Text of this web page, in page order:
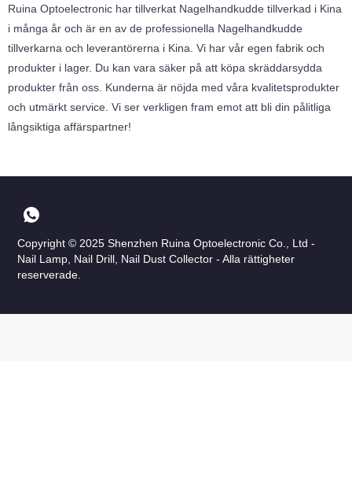
Ruina Optoelectronic har tillverkat Nagelhandkudde tillverkad i Kina
i många år och är en av de professionella Nagelhandkudde
tillverkarna och leverantörerna i Kina. Vi har vår egen fabrik och
produkter i lager. Du kan vara säker på att köpa skräddarsydda
produkter från oss. Kunderna är nöjda med våra kvalitetsprodukter
och utmärkt service. Vi ser verkligen fram emot att bli din pålitliga
långsiktiga affärspartner!
Copyright © 2025 Shenzhen Ruina Optoelectronic Co., Ltd -
Nail Lamp, Nail Drill, Nail Dust Collector - Alla rättigheter
reserverade.